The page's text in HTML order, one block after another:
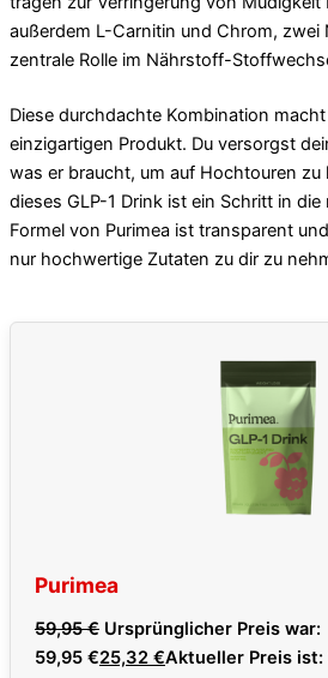
außerdem L-Carnitin und Chrom, zwei
zentrale Rolle im Nährstoff-
Diese durchdachte Kombination macht
einzigartigen Produkt. Du versorgst
was er braucht, um auf Hochtouren zu
dieses GLP-1 Drink ist ein Schritt in
Formel von Purimea ist transparent
nur hochwertige Zutaten zu dir zu
Purimea
59,95€ Ursprünglicher Preis war:
59,95 €25,32 €Aktueller Preis ist: